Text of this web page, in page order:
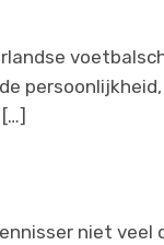
niet veel